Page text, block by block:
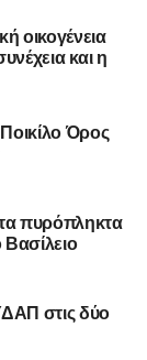
οικογένεια
και η
Όρος
πυρόπληκτα
στις δύο